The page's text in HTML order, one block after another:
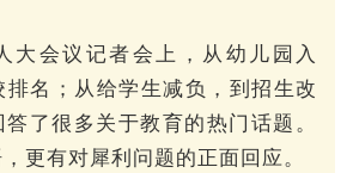
大会议记者会上，从幼儿园入
名；从给学生减负，到招生改
了很多关于教育的热门话题。
更有对犀利问题的正面回应。